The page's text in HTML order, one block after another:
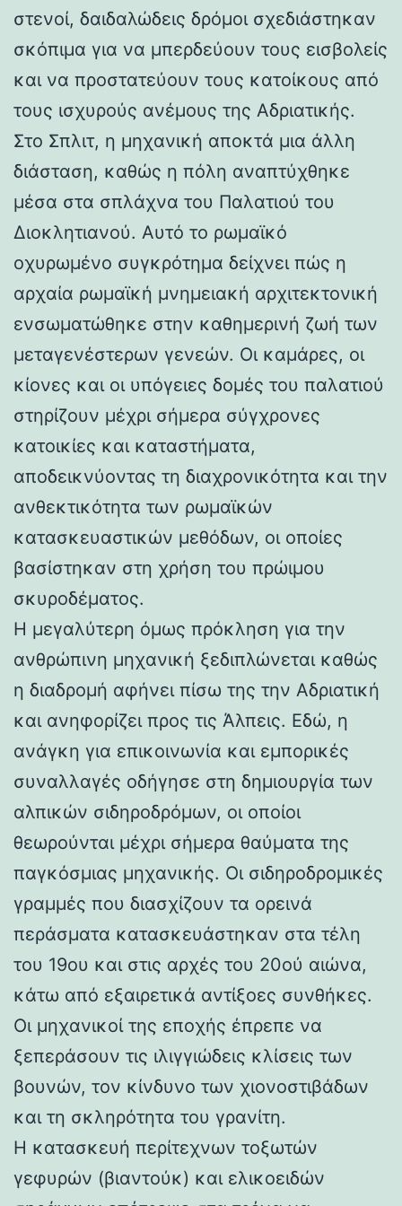
στενοί, δαιδαλώδεις δρόμοι σχεδιάστηκαν
σκόπιμα για να μπερδεύουν τους εισβολείς
και να προστατεύουν τους κατοίκους από
τους ισχυρούς ανέμους της Αδριατικής.
Στο Σπλιτ, η μηχανική αποκτά μια άλλη
διάσταση, καθώς η πόλη αναπτύχθηκε
μέσα στα σπλάχνα του Παλατιού του
Διοκλητιανού. Αυτό το ρωμαϊκό
οχυρωμένο συγκρότημα δείχνει πώς η
αρχαία ρωμαϊκή μνημειακή αρχιτεκτονική
ενσωματώθηκε στην καθημερινή ζωή των
μεταγενέστερων γενεών. Οι καμάρες, οι
κίονες και οι υπόγειες δομές του παλατιού
στηρίζουν μέχρι σήμερα σύγχρονες
κατοικίες και καταστήματα,
αποδεικνύοντας τη διαχρονικότητα και την
ανθεκτικότητα των ρωμαϊκών
κατασκευαστικών μεθόδων, οι οποίες
βασίστηκαν στη χρήση του πρώιμου
σκυροδέματος.
Η μεγαλύτερη όμως πρόκληση για την
ανθρώπινη μηχανική ξεδιπλώνεται καθώς
η διαδρομή αφήνει πίσω της την Αδριατική
και ανηφορίζει προς τις Άλπεις. Εδώ, η
ανάγκη για επικοινωνία και εμπορικές
συναλλαγές οδήγησε στη δημιουργία των
αλπικών σιδηροδρόμων, οι οποίοι
θεωρούνται μέχρι σήμερα θαύματα της
παγκόσμιας μηχανικής. Οι σιδηροδρομικές
γραμμές που διασχίζουν τα ορεινά
περάσματα κατασκευάστηκαν στα τέλη
του 19ου και στις αρχές του 20ού αιώνα,
κάτω από εξαιρετικά αντίξοες συνθήκες.
Οι μηχανικοί της εποχής έπρεπε να
ξεπεράσουν τις ιλιγγιώδεις κλίσεις των
βουνών, τον κίνδυνο των χιονοστιβάδων
και τη σκληρότητα του γρανίτη.
Η κατασκευή περίτεχνων τοξωτών
γεφυρών (βιαντούκ) και ελικοειδών